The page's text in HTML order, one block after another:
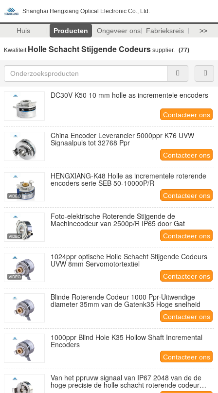
Shanghai Hengxiang Optical Electronic Co., Ltd.
Huis Producten Ongeveer ons Fabrieksreis >>
Kwaliteit Holle Schacht Stijgende Codeurs supplier. (77)
DC30V K50 10 mm holle as incrementele encoders
Contacteer ons
China Encoder Leverancier 5000ppr K76 UVW
Signaalpuls tot 32768 Ppr
Contacteer ons
HENGXIANG-K48 Holle as incrementele roterende
encoders serie SEB 50-10000P/R
Contacteer ons
Foto-elektrische Roterende Stijgende de
Machinecodeur van 2500p/R IP65 door Gat
Contacteer ons
1024ppr optische Holle Schacht Stijgende Codeurs
UVW 8mm Servomotortextiel
Contacteer ons
Blinde Roterende Codeur 1000 Ppr-Uitwendige
diameter 35mm van de Gatenk35 Hoge snelheid
Contacteer ons
1000ppr Blind Hole K35 Hollow Shaft Incremental
Encoders
Contacteer ons
Van het ppruvw signaal van IP67 2048 van de de
hoge precisie de holle schacht roterende codeur